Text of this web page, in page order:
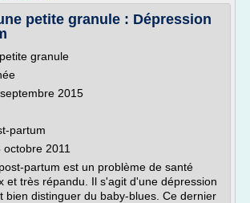
petite granule : Dépression
granule
2015
partum
2011
partum est un problème de santé
et très répandu. Il s'agit d'une dépression
bien distinguer du baby-blues. Ce dernier